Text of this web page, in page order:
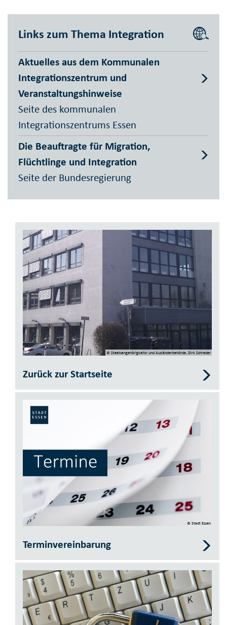
Links zum Thema Integration
Aktuelles aus dem Kommunalen
Integrationszentrum und
Veranstaltungshinweise
Seite des kommunalen
Integrationszentrums Essen
Die Beauftragte für Migration,
Flüchtlinge und Integration
Seite der Bundesregierung
© Staatsangehörigkeits- und Ausländerbehörde, Dirk Schrader
Zurück zur Startseite
© Stadt Essen
Terminvereinbarung